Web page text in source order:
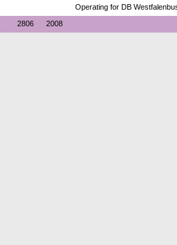
Operating for DB
2806 2008